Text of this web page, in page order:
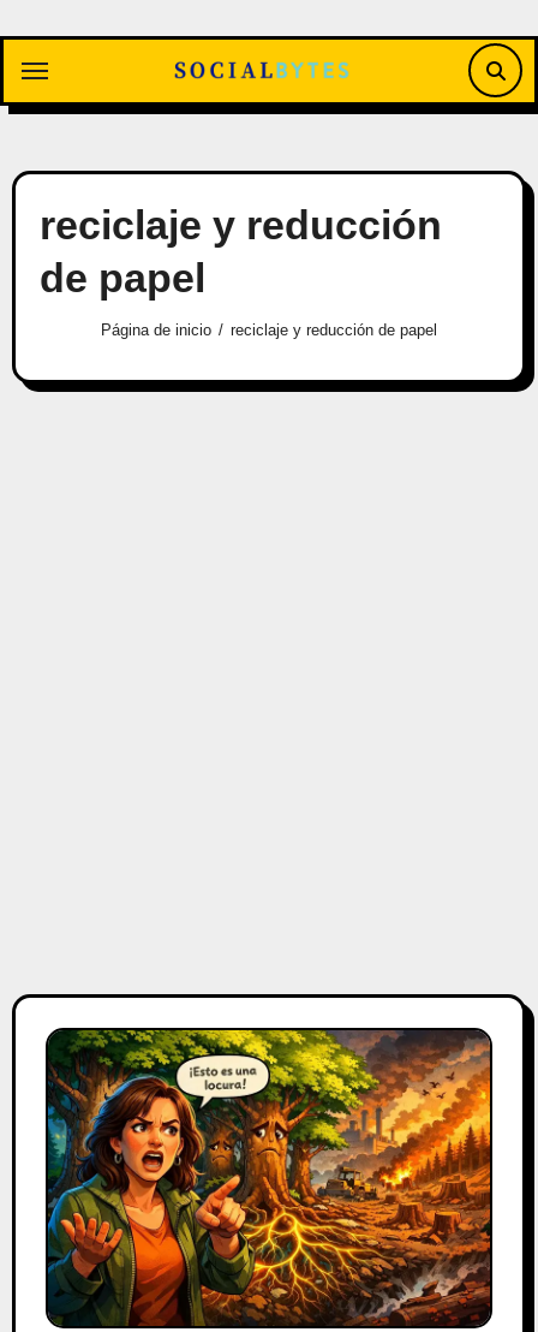
contenido
reciclaje y reducción
de papel
Página de inicio reciclaje y reducción de papel